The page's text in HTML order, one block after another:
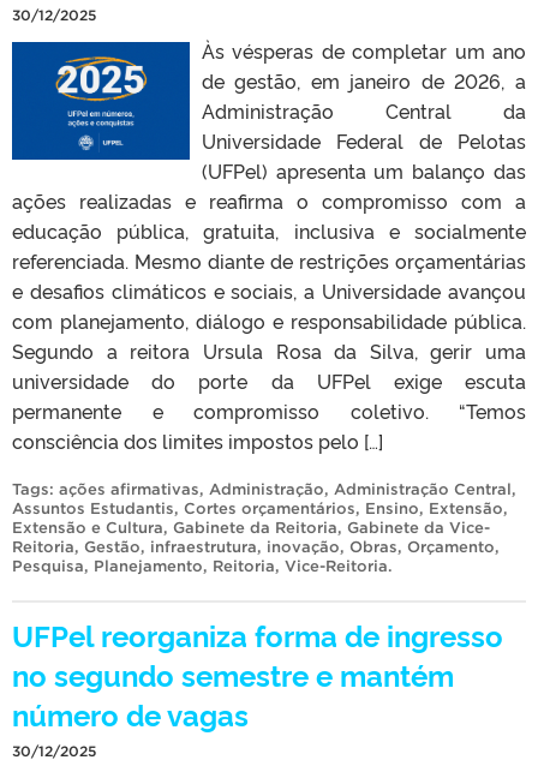
30/12/2025
Às vésperas de completar um ano
de gestão, em janeiro de 2026, a
Administração Central da
Universidade Federal de Pelotas
(UFPel) apresenta um balanço das
ações realizadas e reafirma o compromisso com a
educação pública, gratuita, inclusiva e socialmente
referenciada. Mesmo diante de restrições orçamentárias
e desafios climáticos e sociais, a Universidade avançou
com planejamento, diálogo e responsabilidade pública.
Segundo a reitora Ursula Rosa da Silva, gerir uma
universidade do porte da UFPel exige escuta
permanente e compromisso coletivo. “Temos
consciência dos limites impostos pelo […]
Tags: ações afirmativas, Administração, Administração Central,
Assuntos Estudantis, Cortes orçamentários, Ensino, Extensão,
Extensão e Cultura, Gabinete da Reitoria, Gabinete da Vice-
Reitoria, Gestão, infraestrutura, inovação, Obras, Orçamento,
Pesquisa, Planejamento, Reitoria, Vice-Reitoria.
UFPel reorganiza forma de ingresso
no segundo semestre e mantém
número de vagas
30/12/2025